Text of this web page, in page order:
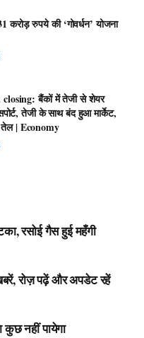
करोड़ रुपये की ‘गोवर्धन’ योजना
बैंकों में तेजी से शेयर
तेजी के साथ बंद हुआ मार्केट,
| Economy
रसोई गैस हुई महँगी
रोज़ पढ़ें और अपडेट रहें
नहीं पायेगा